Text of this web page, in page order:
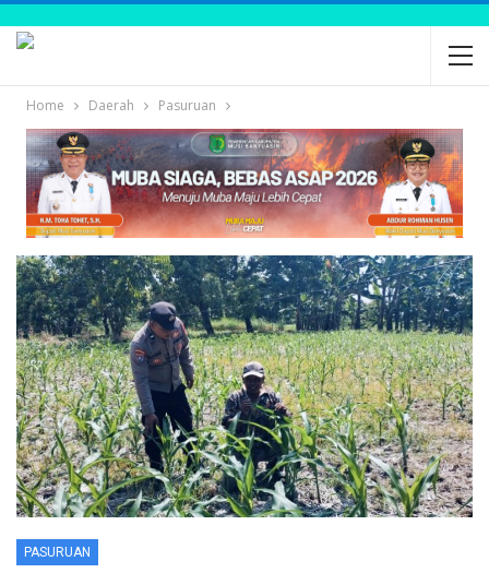
Home Daerah Pasuruan
PASURUAN